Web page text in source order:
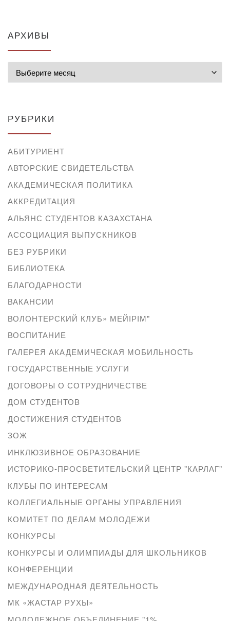
АРХИВЫ
РУБРИКИ
АБИТУРИЕНТ
АВТОРСКИЕ СВИДЕТЕЛЬСТВА
АКАДЕМИЧЕСКАЯ ПОЛИТИКА
АККРЕДИТАЦИЯ
АЛЬЯНС СТУДЕНТОВ КАЗАХСТАНА
АССОЦИАЦИЯ ВЫПУСКНИКОВ
БЕЗ РУБРИКИ
БИБЛИОТЕКА
БЛАГОДАРНОСТИ
ВАКАНСИИ
ВОЛОНТЕРСКИЙ КЛУБ» МЕЙІРІМ"
ВОСПИТАНИЕ
ГАЛЕРЕЯ АКАДЕМИЧЕСКАЯ МОБИЛЬНОСТЬ
ГОСУДАРСТВЕННЫЕ УСЛУГИ
ДОГОВОРЫ О СОТРУДНИЧЕСТВЕ
ДОМ СТУДЕНТОВ
ДОСТИЖЕНИЯ СТУДЕНТОВ
ЗОЖ
ИНКЛЮЗИВНОЕ ОБРАЗОВАНИЕ
ИСТОРИКО-ПРОСВЕТИТЕЛЬСКИЙ ЦЕНТР "КАРЛАГ"
КЛУБЫ ПО ИНТЕРЕСАМ
КОЛЛЕГИАЛЬНЫЕ ОРГАНЫ УПРАВЛЕНИЯ
КОМИТЕТ ПО ДЕЛАМ МОЛОДЕЖИ
КОНКУРСЫ
КОНКУРСЫ И ОЛИМПИАДЫ ДЛЯ ШКОЛЬНИКОВ
КОНФЕРЕНЦИИ
МЕЖДУНАРОДНАЯ ДЕЯТЕЛЬНОСТЬ
МК «ЖАСТАР РУХЫ»